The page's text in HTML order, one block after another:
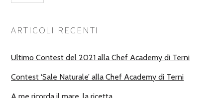
ARTICOLI RECENTI
Ultimo Contest del 2021 alla Chef Academy di Terni
Contest ‘Sale Naturale’ alla Chef Academy di Terni